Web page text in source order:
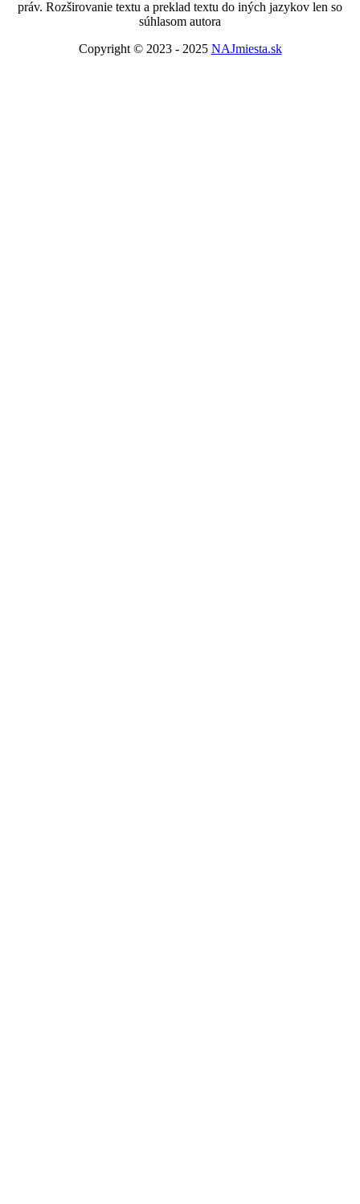
práv. Rozširovanie textu a preklad textu do iných jazykov len so
súhlasom autora
Copyright © 2023 - 2025 NAJmiesta.sk